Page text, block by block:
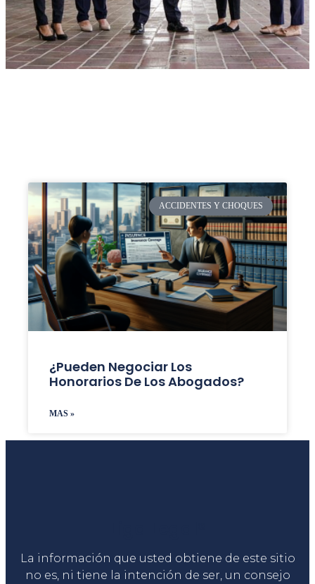
ACCIDENTES Y CHOQUES
¿Pueden Negociar Los
Honorarios De Los Abogados?
MAS »
La información que usted obtiene de este sitio
no es, ni tiene la intención de ser, un consejo